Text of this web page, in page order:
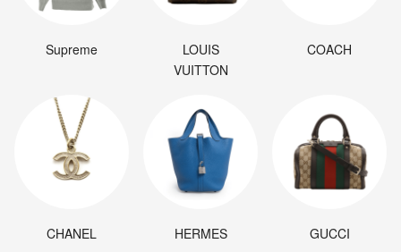
Supreme
LOUIS
VUITTON
COACH
CHANEL HERMES GUCCI